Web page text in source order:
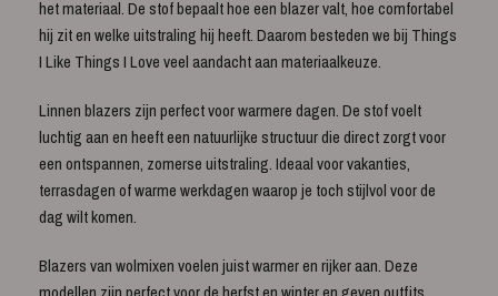
het materiaal. De stof bepaalt hoe een blazer valt, hoe comfortabel
hij zit en welke uitstraling hij heeft. Daarom besteden we bij Things
I Like Things I Love veel aandacht aan materiaalkeuze.
Linnen blazers zijn perfect voor warmere dagen. De stof voelt
luchtig aan en heeft een natuurlijke structuur die direct zorgt voor
een ontspannen, zomerse uitstraling. Ideaal voor vakanties,
terrasdagen of warme werkdagen waarop je toch stijlvol voor de
dag wilt komen.
Blazers van wolmixen voelen juist warmer en rijker aan. Deze